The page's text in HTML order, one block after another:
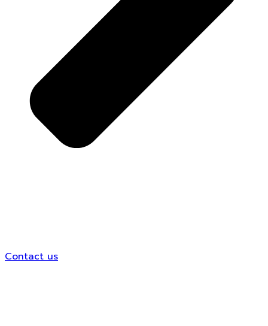
Contact us